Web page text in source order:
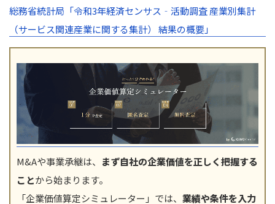
総務省統計局「令和3年経済センサス‐活動調査 産業別集計
（サービス関連産業に関する集計） 結果の概要」
M&Aや事業承継は、 まず自社の企業価値を正しく把握する
ことから始まります。
「企業価値算定シミュレーター」では、 業績や条件を入力